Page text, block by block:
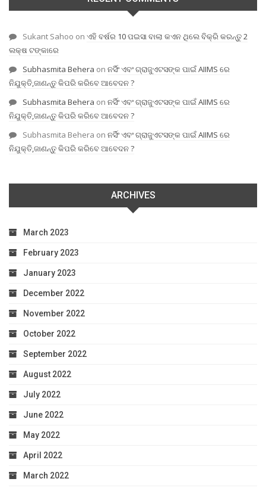
Sukant Sahoo on ଏହି ବର୍ଷର 10 ପଇସା ବାଲା କଏନ ଥିଲେ ବିକ୍ରି କରନ୍ତୁ 2
ଲକ୍ଷ ଟଙ୍କାରେ
Subhasmita Behera on ନର୍ସିଂ ଏବଂ ଗ୍ରାଜୁଏଟସଙ୍କ ପାଇଁ AIIMS ରେ
ନିଯୁକ୍ତି,ଜାଣନ୍ତୁ କିପରି କରିବେ ଆବେଦନ ?
Subhasmita Behera on ନର୍ସିଂ ଏବଂ ଗ୍ରାଜୁଏଟସଙ୍କ ପାଇଁ AIIMS ରେ
ନିଯୁକ୍ତି,ଜାଣନ୍ତୁ କିପରି କରିବେ ଆବେଦନ ?
Subhasmita Behera on ନର୍ସିଂ ଏବଂ ଗ୍ରାଜୁଏଟସଙ୍କ ପାଇଁ AIIMS ରେ
ନିଯୁକ୍ତି,ଜାଣନ୍ତୁ କିପରି କରିବେ ଆବେଦନ ?
ARCHIVES
March 2023
February 2023
January 2023
December 2022
November 2022
October 2022
September 2022
August 2022
July 2022
June 2022
May 2022
April 2022
March 2022